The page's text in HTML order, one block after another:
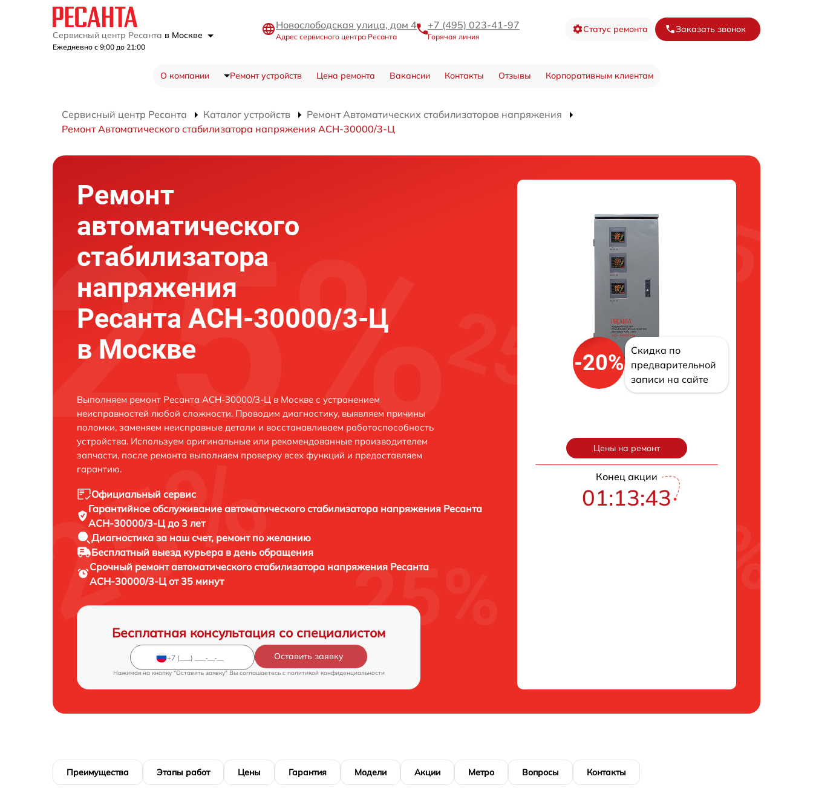
Сервисный центр Ресанта в Москве
Ежедневно с 9:00 до 21:00
Новослободская улица, дом 4
Адрес сервисного центра Ресанта
+7 (495) 023-41-97
Горячая линия
Статус ремонта Заказать звонок
О компании Ремонт устройств Цена ремонта Вакансии Контакты Отзывы Корпоративным клиентам
Сервисный центр Ресанта Каталог устройств
Ремонт Автоматических стабилизаторов напряжения
Ремонт Автоматического стабилизатора напряжения АСН-30000/3-Ц
Ремонт
автоматического
стабилизатора
напряжения
Ресанта АСН-30000/3-Ц
в Москве
Выполняем ремонт Ресанта АСН-30000/3-Ц в Москве с устранением
неисправностей любой сложности. Проводим диагностику, выявляем причины
поломки, заменяем неисправные детали и восстанавливаем работоспособность
устройства. Используем оригинальные или рекомендованные производителем
запчасти, после ремонта выполняем проверку всех функций и предоставляем
гарантию.
Официальный сервис
Гарантийное обслуживаниеавтоматического стабилизатора напряжения Ресанта
АСН-30000/3-Ц до 3 лет
Диагностика за наш счет, ремонт по желанию
Бесплатный выезд курьера в день обращения
Срочный ремонтавтоматического стабилизатора напряжения Ресанта
АСН-30000/3-Ц от 35 минут
Бесплатная консультация со специалистом
Оставить заявку
Нажимая на кнопку "Оставить заявку" Вы соглашаетесь c политикой конфиденциальности
-20%
Скидка по
предварительной
записи на сайте
Цены на ремонт
Конец акции
01:13:42
Преимущества Этапы работ Цены Гарантия Модели Акции Метро Вопросы Контакты